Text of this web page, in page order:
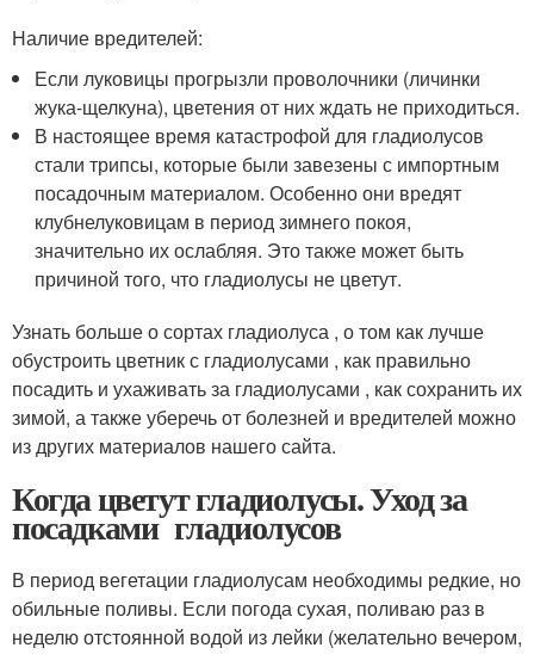
Наличие вредителей:
Если луковицы прогрызли проволочники (личинки
жука-щелкуна), цветения от них ждать не приходиться.
В настоящее время катастрофой для гладиолусов
стали трипсы, которые были завезены с импортным
посадочным материалом. Особенно они вредят
клубнелуковицам в период зимнего покоя,
значительно их ослабляя. Это также может быть
причиной того, что гладиолусы не цветут.
Узнать больше о сортах гладиолуса , о том как лучше
обустроить цветник с гладиолусами , как правильно
посадить и ухаживать за гладиолусами , как сохранить их
зимой, а также уберечь от болезней и вредителей можно
из других материалов нашего сайта.
Когда цветут гладиолусы. Уход за
посадками гладиолусов
В период вегетации гладиолусам необходимы редкие, но
обильные поливы. Если погода сухая, поливаю раз в
неделю отстоянной водой из лейки (желательно вечером,